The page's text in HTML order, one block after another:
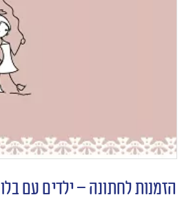
הזמנות לחתונה – ילדים עם בלון לב